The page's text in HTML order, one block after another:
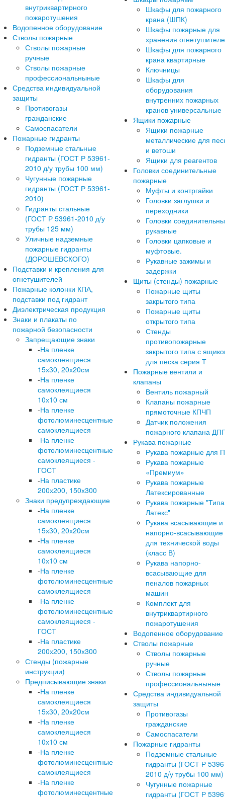
внутриквартирного
пожаротушения
Водопенное оборудование
Стволы пожарные
Стволы пожарные
ручные
Стволы пожарные
профессиональныные
Средства индивидуальной
защиты
Противогазы
гражданские
Самоспасатели
Пожарные гидранты
Подземные стальные
гидранты (ГОСТ Р 53961-
2010 д/у трубы 100 мм)
Чугунные пожарные
гидранты (ГОСТ Р 53961-
2010)
Гидранты стальные
(ГОСТ Р 53961-2010 д/у
трубы 125 мм)
Уличные надземные
пожарные гидранты
(ДОРОШЕВСКОГО)
Подставки и крепления для
огнетушителей
Пожарные колонки КПА,
подставки под гидрант
Диэлектрическая продукция
Знаки и плакаты по
пожарной безопасности
Запрещающие знаки
-На пленке
самоклеящиеся
15х30, 20х20см
-На пленке
самоклеящиеся
10х10 см
-На пленке
фотолюминесцентные
самоклеящиеся
-На пленке
фотолюминесцентные
самоклеящиеся -
ГОСТ
-На пластике
200х200, 150х300
Знаки предупреждающие
-На пленке
самоклеящиеся
15х30, 20х20см
-На пленке
самоклеящиеся
10х10 см
-На пленке
фотолюминесцентные
самоклеящиеся
-На пленке
фотолюминесцентные
самоклеящиеся -
ГОСТ
-На пластике
200х200, 150х300
Стенды (пожарные
инструкции)
Предписывающие знаки
-На пленке
самоклеящиеся
15х30, 20х20см
-На пленке
самоклеящиеся
10х10 см
-На пленке
фотолюминесцентные
самоклеящиеся
-На пленке
фотолюминесцентные
Шкафы для пожарного
крана (ШПК)
Шкафы пожарные для
хранения
Шкафы для пожарного
крана квартирные
Ключницы
Шкафы для
оборудования
внутренних пожарных
кранов универсальные
Ящики пожарные
Ящики пожарные
металлические для
и ветоши
Ящики для реагентов
Головки соединительные
пожарные
Муфты и контргайки
Головки заглушки и
переходники
Головки
рукавные
Головки цапковые и
муфтовые.
Рукавные зажимы и
задержки
Щиты (стенды) пожарные
Пожарные щиты
закрытого типа
Пожарные щиты
открытого типа
Стенды
противопожарные
закрытого типа с
для песка серия Т
Пожарные вентили и
клапаны
Вентиль пожарный
Клапаны пожарные
прямоточные КПЧП
Датчик положения
пожарного клапана
Рукава пожарные
Рукава пожарные для
Рукава пожарные
«Премиум»
Рукава пожарные
Латексированные
Рукава пожарные "Типа
Латекс"
Рукава всасывающие и
напорно-всасывающие
для технической воды
(класс В)
Рукава напорно-
всасывающие для
пеналов пожарных
машин
Комплект для
внутриквартирного
пожаротушения
Водопенное оборудование
Стволы пожарные
Стволы пожарные
ручные
Стволы пожарные
профессиональныные
Средства индивидуальной
защиты
Противогазы
гражданские
Самоспасатели
Пожарные гидранты
Подземные стальные
гидранты (ГОСТ Р
2010 д/у трубы 100 мм)
Чугунные пожарные
гидранты (ГОСТ Р